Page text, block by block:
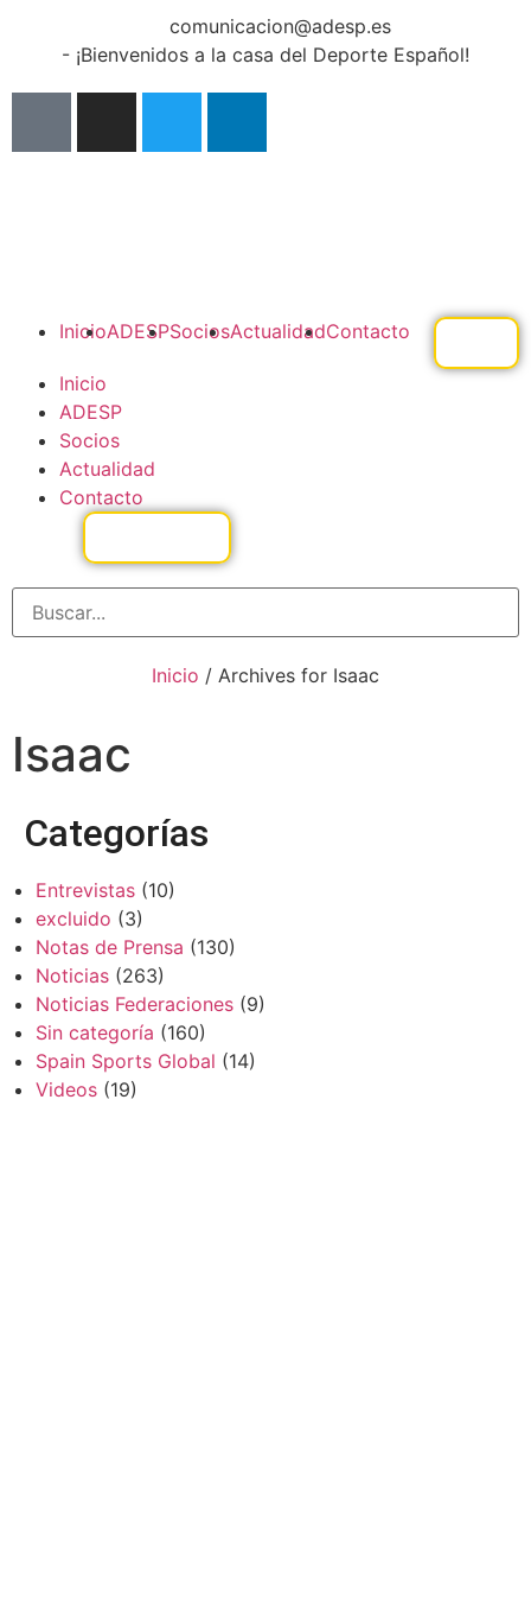
comunicacion@adesp.es
- ¡Bienvenidos a la casa del Deporte Español!
InicioADESPSociosActualidadContacto
Inicio
ADESP
Socios
Actualidad
Contacto
Inicio / Archives for Isaac
Isaac
Categorías
Entrevistas (10)
excluido (3)
Notas de Prensa (130)
Noticias (263)
Noticias Federaciones (9)
Sin categoría (160)
Spain Sports Global (14)
Videos (19)